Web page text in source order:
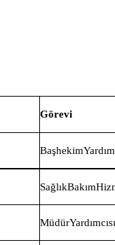
Görevi
BaşhekimY
SağlıkBakım
MüdürY